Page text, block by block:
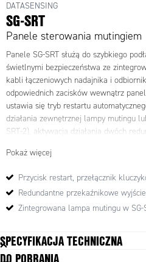
DATASENSING
SG-SRT
Panele sterowania mutingiem
Panele SG-SRT służą do szybkiego
świetlnymi bezpieczeństwa ze
kabli łączeniowych nadajnika i
odpowiednich zacisków wewnątrz
ustawia się tryb restartu
działania zewnętrznej lampy mutingu
SRT-2), aktywacja działania dwóch
aktywacjafunkcji
trybu override oraz przycisk startu.
Pokaż więcej
Przycisk restart, przełącznik
Redundantne przekaźnikowe
Zintegrowana lampa mutingu w SG-
SPECYFIKACJA TECHNICZNA
DO POBRANIA